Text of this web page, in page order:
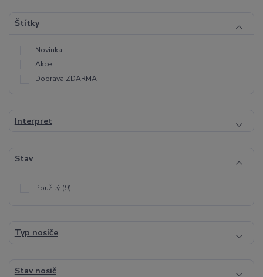
Štítky
Novinka
Akce
Doprava ZDARMA
Interpret
Stav
Použitý (9)
Typ nosiče
Stav nosič